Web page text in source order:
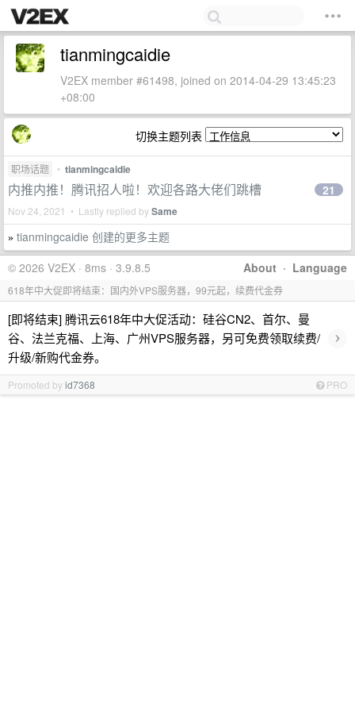
tianmingcaidie
V2EX member #61498, joined on 2014-04-29 13:45:23
+08:00
切换主题列表
职场话题 • tianmingcaidie
内推内推！腾讯招人啦！欢迎各路大佬们跳槽
Nov 24, 2021 • Lastly replied bySame
21
» tianmingcaidie 创建的更多主题
About · Language
© 2026 V2EX · 8ms · 3.9.8.5
618年中大促即将结束：国内外VPS服务器，99元起，续费代金券
[即将结束] 腾讯云618年中大促活动：硅谷CN2、首尔、曼
谷、法兰克福、上海、广州VPS服务器，另可免费领取续费/
升级/新购代金券。
›
Promoted byid7368 PRO